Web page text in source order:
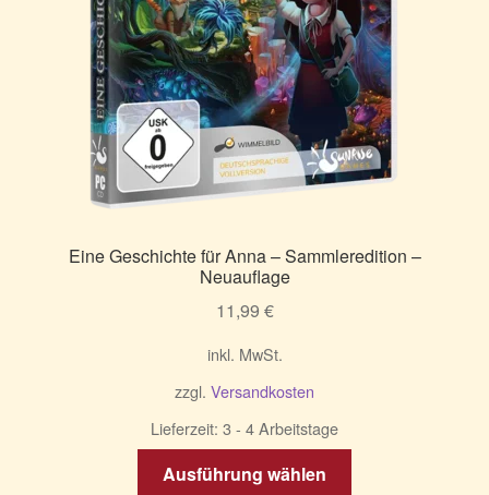
Eine Geschichte für Anna – Sammleredition –
Neuauflage
11,99 €
inkl. MwSt.
zzgl. Versandkosten
Lieferzeit: 3 - 4 Arbeitstage
Ausführung wählen